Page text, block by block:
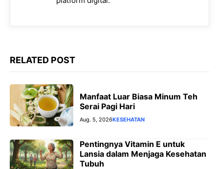
RELATED POST
Manfaat Luar Biasa Minum Teh
Serai Pagi Hari
Aug. 5, 2026KESEHATAN
Pentingnya Vitamin E untuk
Lansia dalam Menjaga Kesehatan
Tubuh